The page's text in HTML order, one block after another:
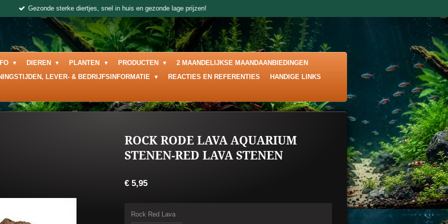
Gezonde sterke diertjes, snel in huis en gezonde lage prijzen!
DIEREN PLANTEN PRODUCTEN
2 MAANDELIJKSE MAANDAANBIEDINGEN
LEVER- & BEDRIJFSINFORMATIE REACTIES EN REFERENTIES HANDIGE LINKS
ROCK RODE LAVA AQUARIUM
STENEN-RED LAVA STENEN
€ 5,95
Rock Red Lava